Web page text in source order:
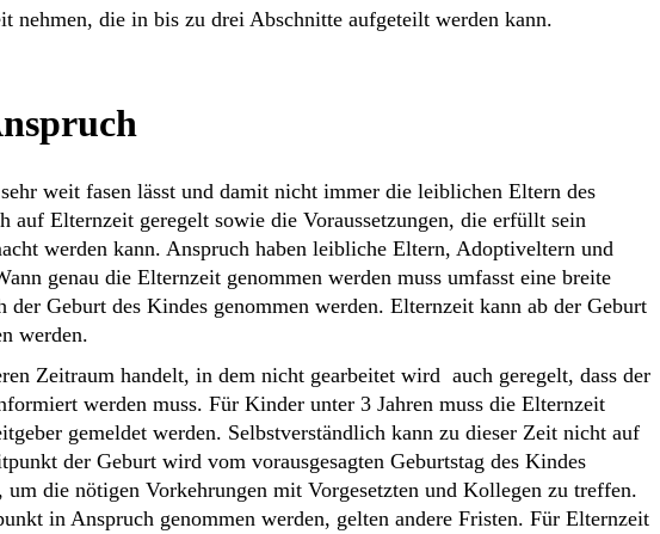
nehmen, die in bis zu drei Abschnitte aufgeteilt werden kann.
weit fasen lässt und damit nicht immer die leiblichen Eltern des
auf Elternzeit geregelt sowie die Voraussetzungen, die erfüllt sein
werden kann. Anspruch haben leibliche Eltern, Adoptiveltern und
genau die Elternzeit genommen werden muss umfasst eine breite
der Geburt des Kindes genommen werden. Elternzeit kann ab der Geburt
werden.
Zeitraum handelt, in dem nicht gearbeitet wird auch geregelt, dass der
werden muss. Für Kinder unter 3 Jahren muss die Elternzeit
gemeldet werden. Selbstverständlich kann zu dieser Zeit nicht auf
der Geburt wird vom vorausgesagten Geburtstag des Kindes
um die nötigen Vorkehrungen mit Vorgesetzten und Kollegen zu treffen.
in Anspruch genommen werden, gelten andere Fristen. Für Elternzeit